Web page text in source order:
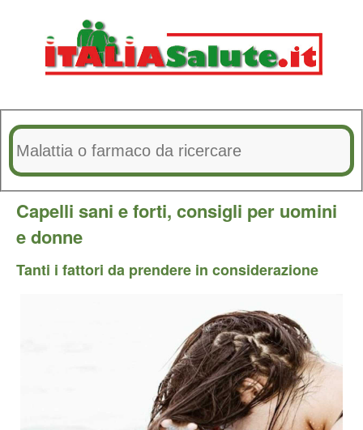
Capelli sani e forti, consigli per uomini
e donne
Tanti i fattori da prendere in considerazione